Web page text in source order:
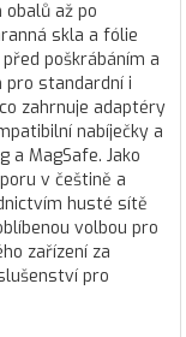
až po
skla a fólie
poškrábáním a
pro standardní i
zahrnuje adaptéry
nabíječky a
a MagSafe. Jako
v češtině a
husté sítě
volbou pro
zařízení za
pro